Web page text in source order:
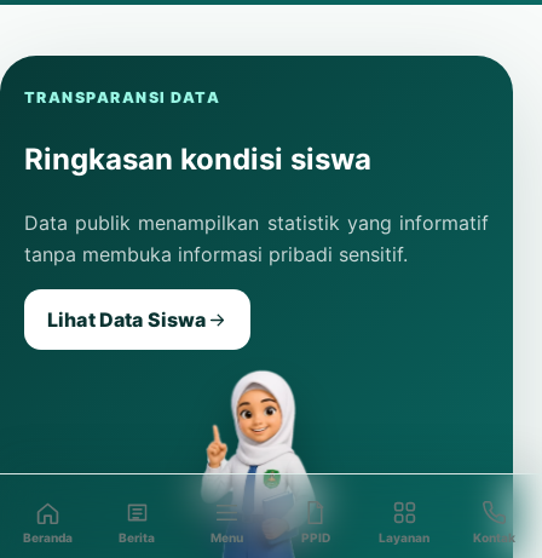
TRANSPARANSI DATA
Ringkasan kondisi siswa
Data publik menampilkan statistik yang informatif
tanpa membuka informasi pribadi sensitif.
Beranda Berita Menu PPID Layanan Kontak